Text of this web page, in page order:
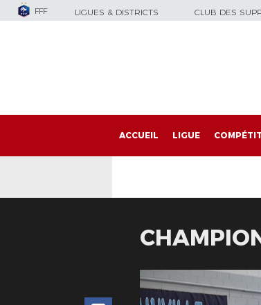
FFF LIGUES & DISTRICTS CLUB DES
ACCUEIL LIGUE